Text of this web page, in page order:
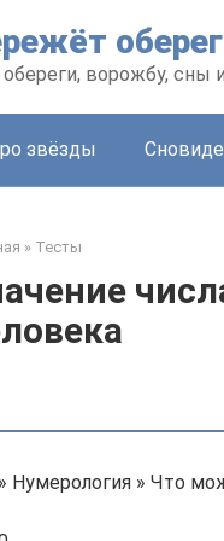
оберег
ворожбу, сны
звёзды
» Тесты
» Нумерология » Что